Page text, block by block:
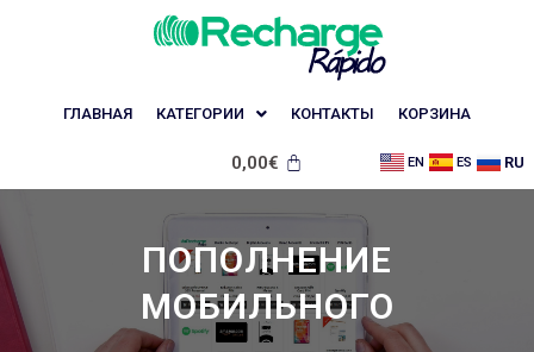
ГЛАВНАЯ КАТЕГОРИИ КОНТАКТЫ КОРЗИНА
0,00€ EN ES RU
ПОПОЛНЕНИЕ
МОБИЛЬНОГО